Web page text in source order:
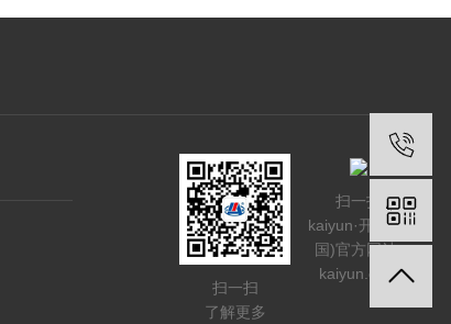
扫一扫
了解更多
扫一扫
kaiyun·开云(中
国)官方网站-
kaiyun.com